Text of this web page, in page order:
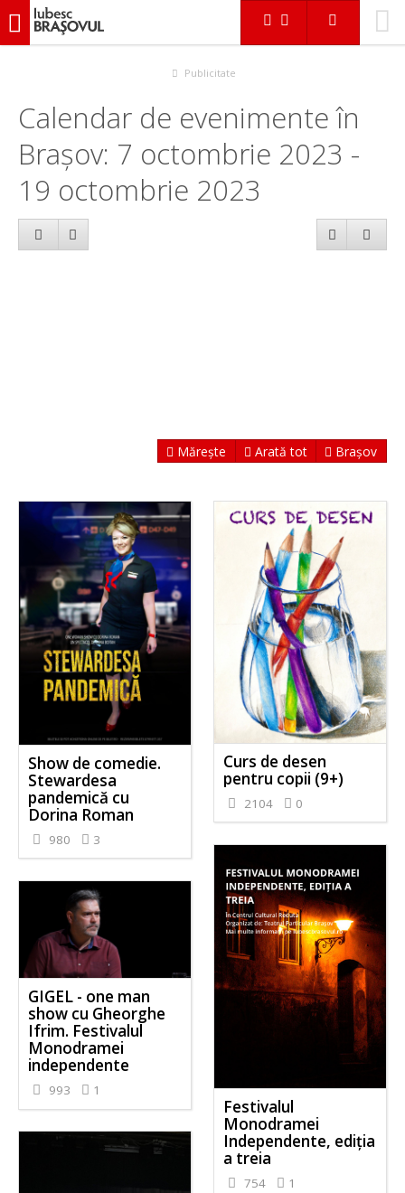
iubescbraşovul.ro
Publicitate
Calendar de evenimente în
Brașov: 7 octombrie 2023 -
19 octombrie 2023
Mărește Arată tot Brașov
Show de comedie.
Stewardesa
pandemică cu
Dorina Roman
980 3
Curs de desen
pentru copii (9+)
2104 0
Festivalul
Monodramei
Independente, ediția
a treia
754 1
GIGEL - one man
show cu Gheorghe
Ifrim. Festivalul
Monodramei
independente
993 1